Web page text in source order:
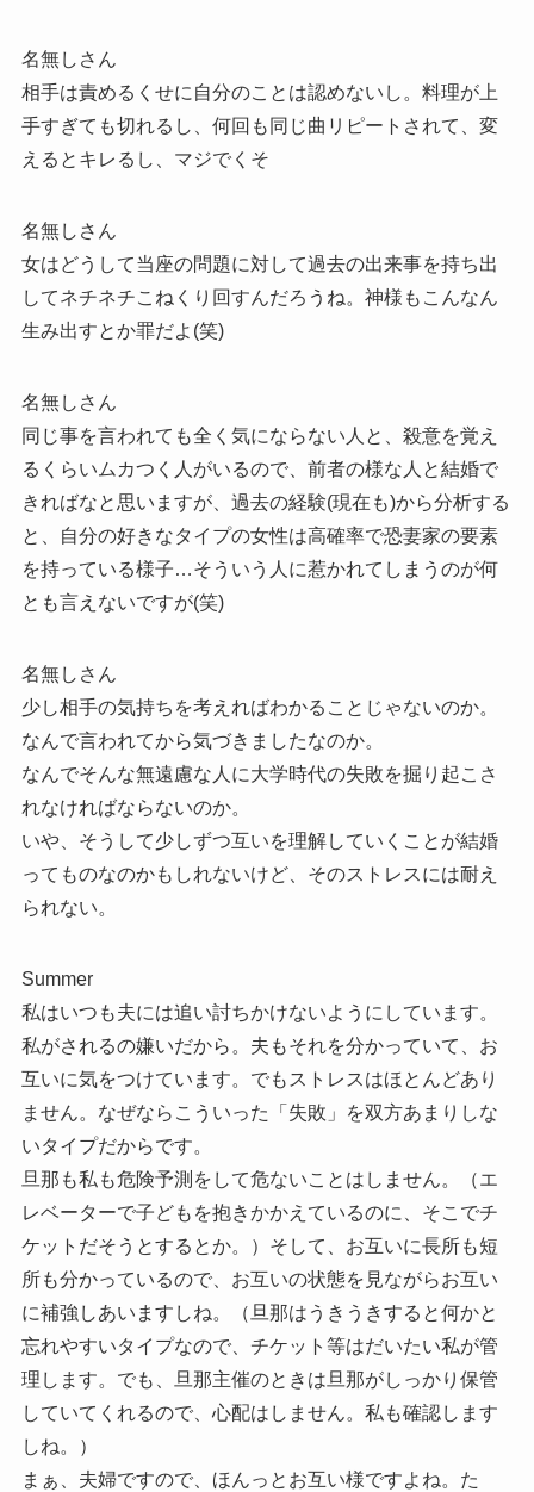
名無しさん
相手は責めるくせに自分のことは認めないし。料理が上
手すぎても切れるし、何回も同じ曲リピートされて、変
えるとキレるし、マジでくそ
名無しさん
女はどうして当座の問題に対して過去の出来事を持ち出
してネチネチこねくり回すんだろうね。神様もこんなん
生み出すとか罪だよ(笑)
名無しさん
同じ事を言われても全く気にならない人と、殺意を覚え
るくらいムカつく人がいるので、前者の様な人と結婚で
きればなと思いますが、過去の経験(現在も)から分析する
と、自分の好きなタイプの女性は高確率で恐妻家の要素
を持っている様子…そういう人に惹かれてしまうのが何
とも言えないですが(笑)
名無しさん
少し相手の気持ちを考えればわかることじゃないのか。
なんで言われてから気づきましたなのか。
なんでそんな無遠慮な人に大学時代の失敗を掘り起こさ
れなければならないのか。
いや、そうして少しずつ互いを理解していくことが結婚
ってものなのかもしれないけど、そのストレスには耐え
られない。
Summer
私はいつも夫には追い討ちかけないようにしています。
私がされるの嫌いだから。夫もそれを分かっていて、お
互いに気をつけています。でもストレスはほとんどあり
ません。なぜならこういった「失敗」を双方あまりしな
いタイプだからです。
旦那も私も危険予測をして危ないことはしません。（エ
レベーターで子どもを抱きかかえているのに、そこでチ
ケットだそうとするとか。）そして、お互いに長所も短
所も分かっているので、お互いの状態を見ながらお互い
に補強しあいますしね。（旦那はうきうきすると何かと
忘れやすいタイプなので、チケット等はだいたい私が管
理します。でも、旦那主催のときは旦那がしっかり保管
していてくれるので、心配はしません。私も確認します
しね。）
まぁ、夫婦ですので、ほんっとお互い様ですよね。た